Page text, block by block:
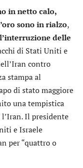
in netto calo,
sono in rialzo,
delle
di Stati Uniti e
contro
stampa al
di stato maggiore
una tempistica
Il presidente
e Israele
per “quattro o